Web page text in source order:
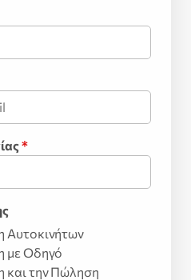
*
Αυτοκινήτων
με Οδηγό
και την Πώληση